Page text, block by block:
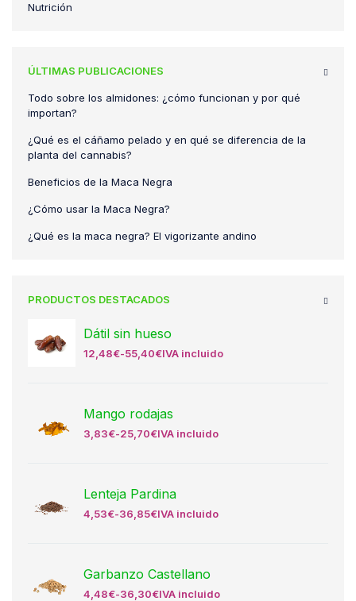
Nutrición
ÚLTIMAS PUBLICACIONES
Todo sobre los almidones: ¿cómo funcionan y por qué
importan?
¿Qué es el cáñamo pelado y en qué se diferencia de la
planta del cannabis?
Beneficios de la Maca Negra
¿Cómo usar la Maca Negra?
¿Qué es la maca negra? El vigorizante andino
PRODUCTOS DESTACADOS
Dátil sin hueso
12,48€-55,40€IVA incluido
Mango rodajas
3,83€-25,70€IVA incluido
Lenteja Pardina
4,53€-36,85€IVA incluido
Garbanzo Castellano
4,48€-36,30€IVA incluido